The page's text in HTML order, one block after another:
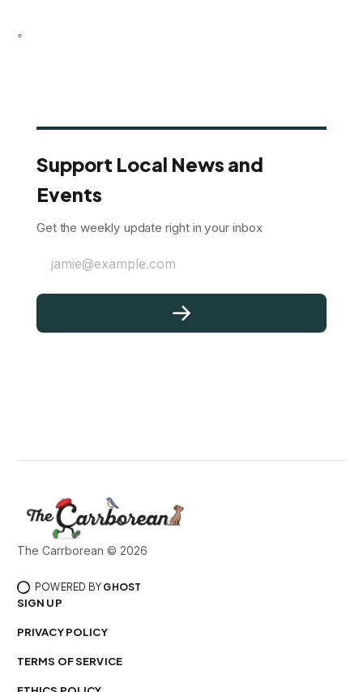
。
Support Local News and
Events
Get the weekly update right in your inbox
jamie@example.com
The Carrborean © 2026
POWERED BY GHOST
SIGN UP
PRIVACY POLICY
TERMS OF SERVICE